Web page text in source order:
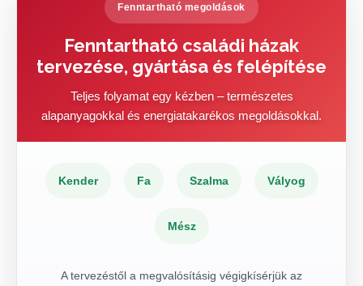
Fenntartható megoldások
Fenntartható családi házak
tervezése, gyártása és felépítése
Teljes folyamat egy kézben – természetes
alapanyagokkal és energiatakarékos megoldásokkal.
Kender Fa Szalma Vályog
Mész
A tervezéstől a megvalósításig végigkísérjük az